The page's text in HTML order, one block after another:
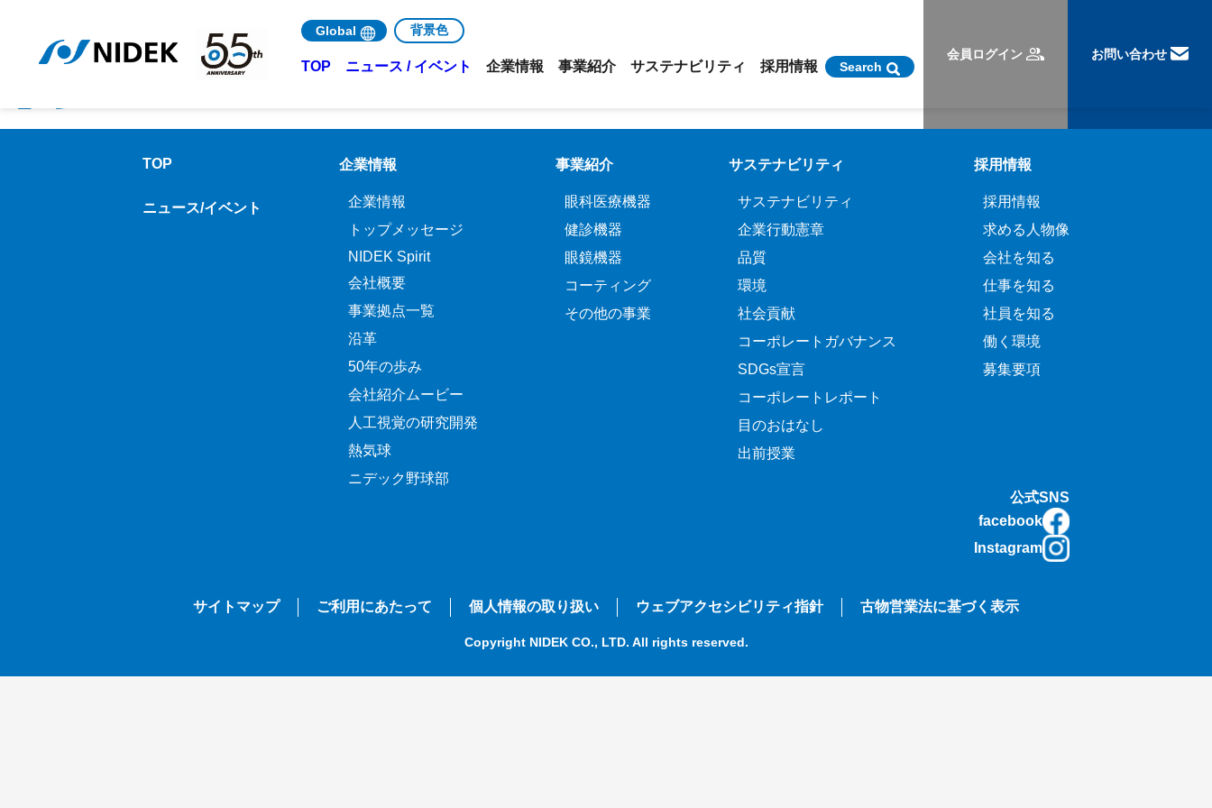
Global 背景色
TOP ニュース / イベント 企業情報 事業紹介 サステナビリティ 採用情報 Search
会員ログイン お問い合わせ
会員登録のためのお支払い手続きの処理中です。数分後にもう一度ご確認ください。後ほど詳細についてメールが送付されます。
TOP
ニュース/イベント
企業情報
企業情報
トップメッセージ
NIDEK Spirit
会社概要
事業拠点一覧
沿革
50年の歩み
会社紹介ムービー
人工視覚の研究開発
熱気球
ニデック野球部
事業紹介
眼科医療機器
健診機器
眼鏡機器
コーティング
その他の事業
サステナビリティ
サステナビリティ
企業行動憲章
品質
環境
社会貢献
コーポレートガバナンス
SDGs宣言
コーポレートレポート
目のおはなし
出前授業
採用情報
採用情報
求める人物像
会社を知る
仕事を知る
社員を知る
働く環境
募集要項
公式SNS
facebook
Instagram
サイトマップ ご利用にあたって 個人情報の取り扱い ウェブアクセシビリティ指針 古物営業法に基づく表示
Copyright NIDEK CO., LTD. All rights reserved.